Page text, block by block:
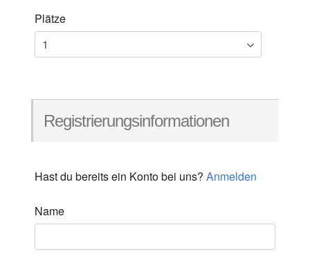
Plätze
Registrierungsinformationen
Hast du bereits ein Konto bei uns? Anmelden
Name